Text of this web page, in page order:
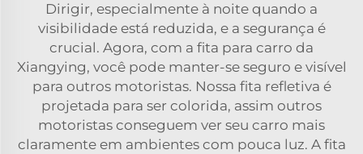
Dirigir, especialmente à noite quando a
visibilidade está reduzida, e a segurança é
crucial. Agora, com a fita para carro da
Xiangying, você pode manter-se seguro e visível
para outros motoristas. Nossa fita refletiva é
projetada para ser colorida, assim outros
motoristas conseguem ver seu carro mais
claramente em ambientes com pouca luz. A fita